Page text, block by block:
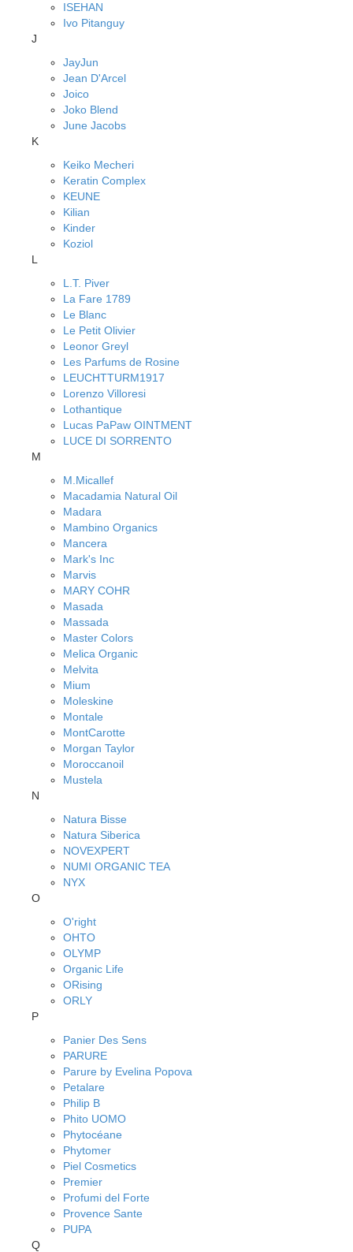
ISEHAN
Ivo Pitanguy
J
JayJun
Jean D'Arcel
Joico
Joko Blend
June Jacobs
K
Keiko Mecheri
Keratin Complex
KEUNE
Kilian
Kinder
Koziol
L
L.T. Piver
La Fare 1789
Le Blanc
Le Petit Olivier
Leonor Greyl
Les Parfums de Rosine
LEUCHTTURM1917
Lorenzo Villoresi
Lothantique
Lucas PaPaw OINTMENT
LUCE DI SORRENTO
M
M.Micallef
Macadamia Natural Oil
Madara
Mambino Organics
Mancera
Mark's Inc
Marvis
MARY COHR
Masada
Massada
Master Colors
Melica Organic
Melvita
Mium
Moleskine
Montale
MontCarotte
Morgan Taylor
Moroccanoil
Mustela
N
Natura Bisse
Natura Siberica
NOVEXPERT
NUMI ORGANIC TEA
NYX
O
O'right
OHTO
OLYMP
Organic Life
ORising
ORLY
P
Panier Des Sens
PARURE
Parure by Evelina Popova
Petalare
Philip B
Phito UOMO
Phytocéane
Phytomer
Piel Cosmetics
Premier
Profumi del Forte
Provence Sante
PUPA
Q